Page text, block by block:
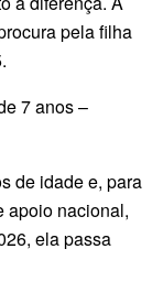
pela filha
7 anos –
de idade e, para
apoio nacional,
ela passa